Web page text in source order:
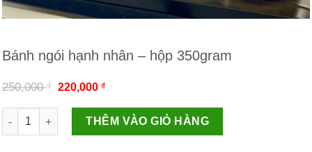
Bánh ngói hạnh nhân – hộp 350gram
250,000₫ 220,000₫
Số lượng
THÊM VÀO GIỎ HÀNG